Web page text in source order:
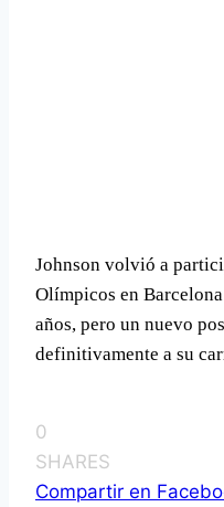
Johnson volvió a
Olí­mpicos en
años, pero un nuevo
definitivamente a su
0
SHARES
Compartir en